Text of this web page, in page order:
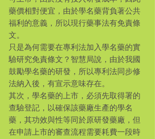
藥價相對便宜，由於學名藥背負著公共
福利的意義，所以現行藥事法有免責條
文。
只是為何需要在專利法加入學名藥的實
驗研究免責條文？智慧局說，由於我國
鼓勵學名藥的研發，所以專利法同步修
法納入後，有宣示意味存在。
其次，學名藥的上市，必須先取得署的
查驗登記，以確保該藥廠生產的學名
藥，其功效與性等同於原研發藥廠，但
在申請上市的審查流程需要耗費一段時